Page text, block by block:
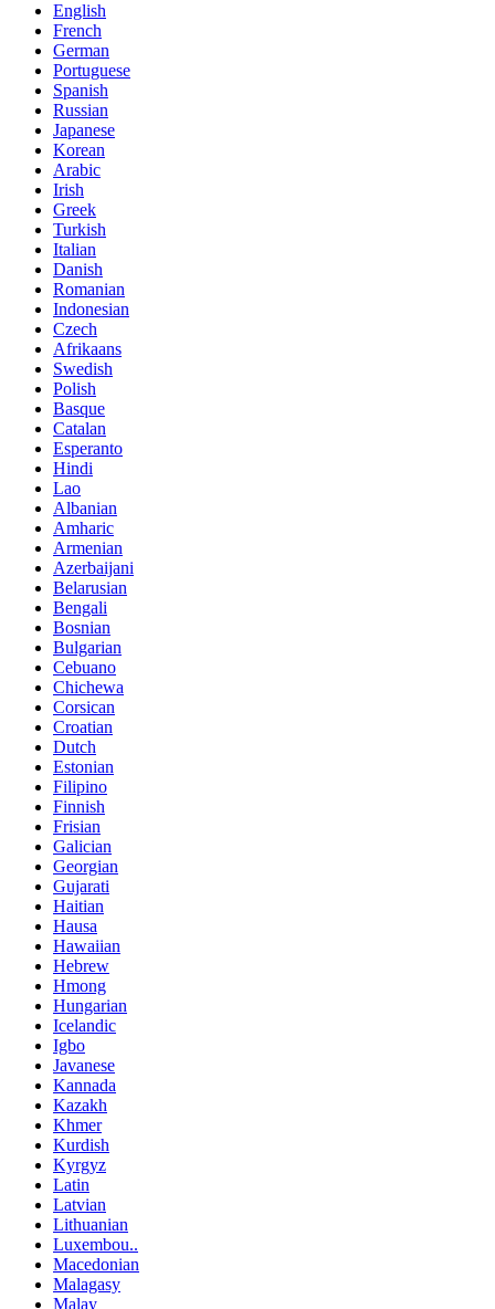
English
French
German
Portuguese
Spanish
Russian
Japanese
Korean
Arabic
Irish
Greek
Turkish
Italian
Danish
Romanian
Indonesian
Czech
Afrikaans
Swedish
Polish
Basque
Catalan
Esperanto
Hindi
Lao
Albanian
Amharic
Armenian
Azerbaijani
Belarusian
Bengali
Bosnian
Bulgarian
Cebuano
Chichewa
Corsican
Croatian
Dutch
Estonian
Filipino
Finnish
Frisian
Galician
Georgian
Gujarati
Haitian
Hausa
Hawaiian
Hebrew
Hmong
Hungarian
Icelandic
Igbo
Javanese
Kannada
Kazakh
Khmer
Kurdish
Kyrgyz
Latin
Latvian
Lithuanian
Luxembou..
Macedonian
Malagasy
Malay